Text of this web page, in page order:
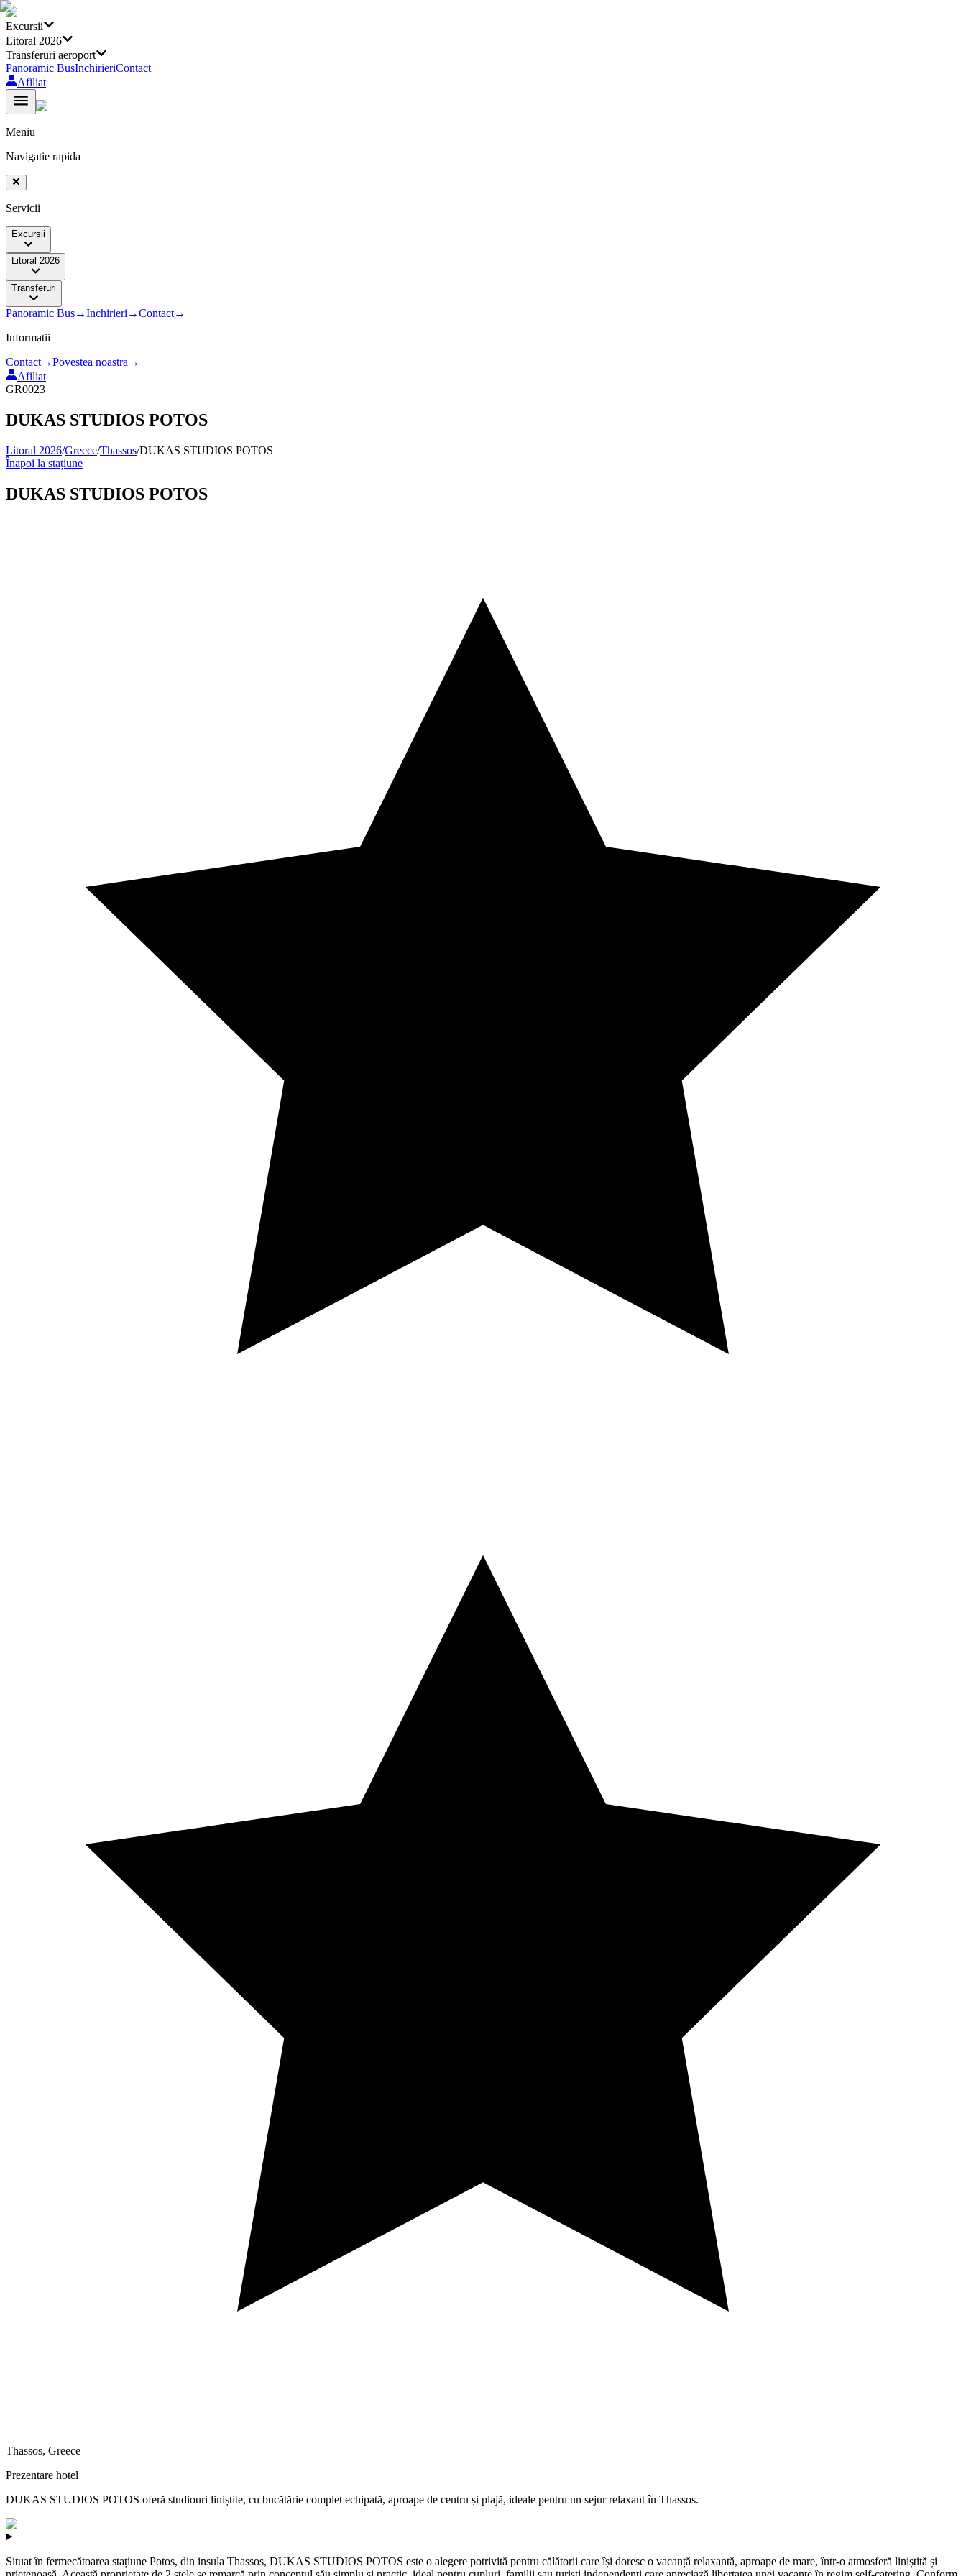
Excursii
Litoral 2026
Transferuri aeroport
Panoramic BusInchirieriContact
Afiliat
Meniu
Navigatie rapida
Servicii
Excursii
Litoral 2026
Transferuri
Panoramic Bus→Inchirieri →Contact→
Informatii
Contact→Povestea noastra →
Afiliat
GR0023
DUKAS STUDIOS POTOS
Litoral 2026/Greece/Thassos/DUKAS STUDIOS POTOS
Înapoi la stațiune
DUKAS STUDIOS POTOS
Thassos, Greece
Prezentare hotel
DUKAS STUDIOS POTOS oferă studiouri liniștite, cu bucătărie complet echipată, aproape de centru și plajă, ideale pentru un sejur relaxant în Thassos.
Situat în fermecătoarea stațiune Potos, din insula Thassos, DUKAS STUDIOS POTOS este o alegere potrivită pentru călătorii care își doresc o vacanță relaxantă, aproape de mare, într-o atmosferă liniștită și